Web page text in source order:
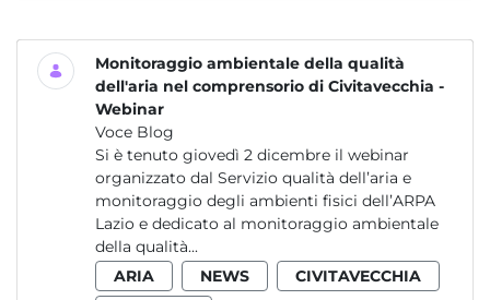
Monitoraggio ambientale della qualità
dell'aria nel comprensorio di Civitavecchia -
Webinar
Voce Blog
Si è tenuto giovedì 2 dicembre il webinar
organizzato dal Servizio qualità dell’aria e
monitoraggio degli ambienti fisici dell’ARPA
Lazio e dedicato al monitoraggio ambientale
della qualità...
ARIA
NEWS
CIVITAVECCHIA